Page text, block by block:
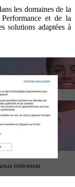
les domaines de la
et de la
solutions adaptées à